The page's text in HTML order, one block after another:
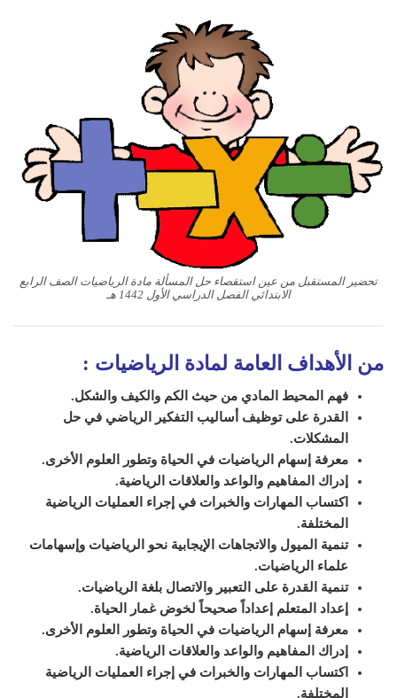
تحضير المستقبل من عين استقصاء حل المسألة مادة الرياضيات الصف الرابع
الابتدائي الفصل الدراسي الأول 1442 هـ
من الأهداف العامة لمادة الرياضيات :
فهم المحيط المادي من حيث الكم والكيف والشكل.
القدرة على توظيف أساليب التفكير الرياضي في حل
المشكلات.
معرفة إسهام الرياضيات في الحياة وتطور العلوم الأخرى.
إدراك المفاهيم والواعد والعلاقات الرياضية.
اكتساب المهارات والخبرات في إجراء العمليات الرياضية
المختلفة.
تنمية الميول والاتجاهات الإيجابية نحو الرياضيات وإسهامات
علماء الرياضيات.
تنمية القدرة على التعبير والاتصال بلغة الرياضيات.
إعداد المتعلم إعداداً صحيحاً لخوض غمار الحياة.
معرفة إسهام الرياضيات في الحياة وتطور العلوم الأخرى.
إدراك المفاهيم والواعد والعلاقات الرياضية.
اكتساب المهارات والخبرات في إجراء العمليات الرياضية
المختلفة.